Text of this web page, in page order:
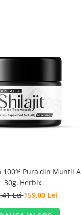
100% Pura din Muntii
30g. Herbix
Lei159,00 Lei